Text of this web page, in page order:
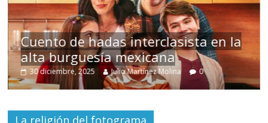
Cuento de hadas interclasista en la
alta burguesía mexicana
30 diciembre, 2025 Julio Martínez Molina 0
La religión del fotograma